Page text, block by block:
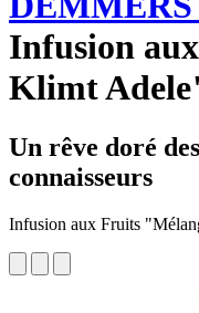
Infusion
Klimt
Un rêve doré
connaisseurs
Infusion aux Fruits